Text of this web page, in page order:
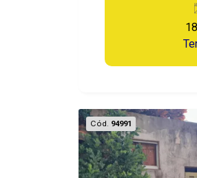
qualidade de vida
do mercado
Cód. 94991